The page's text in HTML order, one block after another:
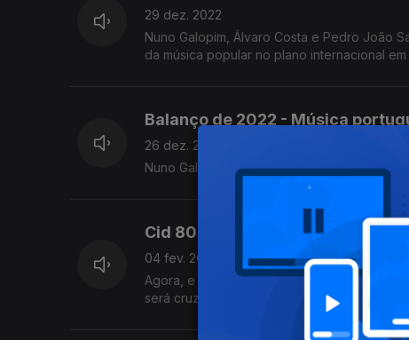
29 dez. 2022
Nuno Galopim, Álvaro Costa e Pedro João
da música popular no plano internacional em
Balanço de 2022 - Música
26 dez. 2022
Nuno Galopim, Álvaro Costa e Pedro João
Cid 80
04 fev. 2022
Agora, e ao longo da próxima hora, José
será cruzada pela memória de algumas das